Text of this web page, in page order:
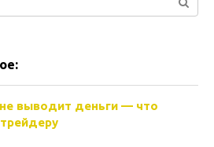
выводит деньги — что